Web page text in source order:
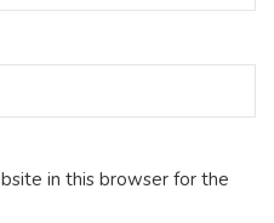
in this browser for the